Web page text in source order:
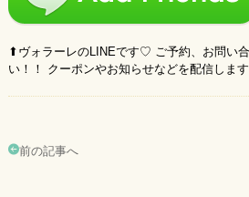
⬆︎ヴォラーレのLINEです♡ ご予約、お問い
い！！ クーポンやお知らせなどを配信します
前の記事へ